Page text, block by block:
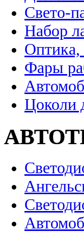
Свето-
Набор
Фары
Цоколи